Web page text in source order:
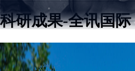
科研成果-全讯国际